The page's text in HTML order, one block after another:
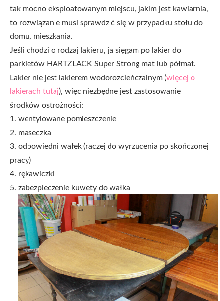
tak mocno eksploatowanym miejscu, jakim jest kawiarnia,
to rozwiązanie musi sprawdzić się w przypadku stołu do
domu, mieszkania.
Jeśli chodzi o rodzaj lakieru, ja sięgam po lakier do
parkietów HARTZLACK Super Strong mat lub półmat.
Lakier nie jest lakierem wodorozcieńczalnym (więcej o
lakierach tutaj), więc niezbędne jest zastosowanie
środków ostrożności:
1. wentylowane pomieszczenie
2. maseczka
3. odpowiedni wałek (raczej do wyrzucenia po skończonej
pracy)
4. rękawiczki
5. zabezpieczenie kuwety do wałka